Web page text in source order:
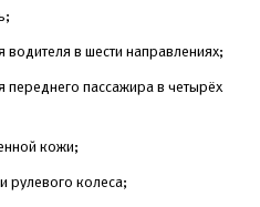
водителя в шести направлениях;
переднего пассажира в четырёх
кожи;
рулевого колеса;